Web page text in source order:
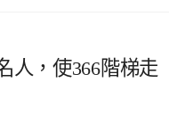
人，使366階梯走